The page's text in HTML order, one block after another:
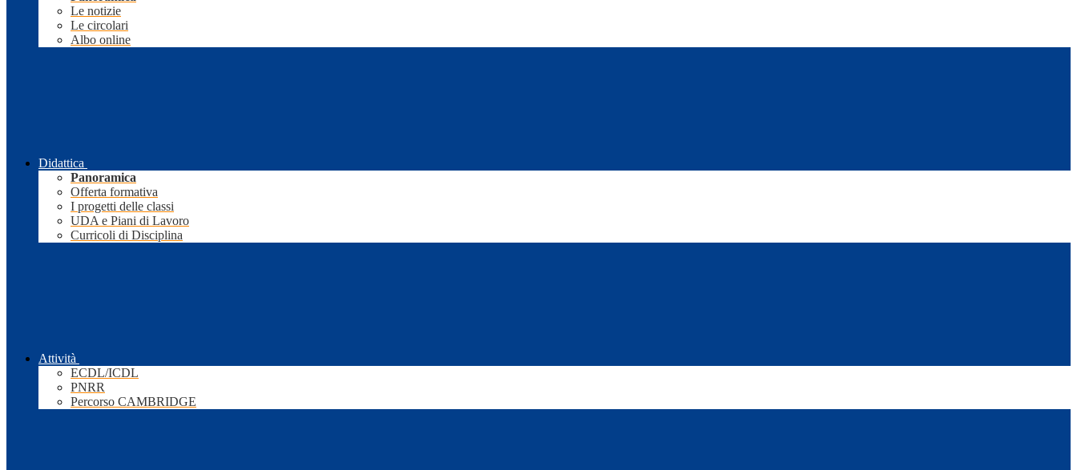
Le notizie
Le circolari
Albo online
Didattica
Panoramica
Offerta formativa
I progetti delle classi
UDA e Piani di Lavoro
Curricoli di Disciplina
Attività
ECDL/ICDL
PNRR
Percorso CAMBRIDGE